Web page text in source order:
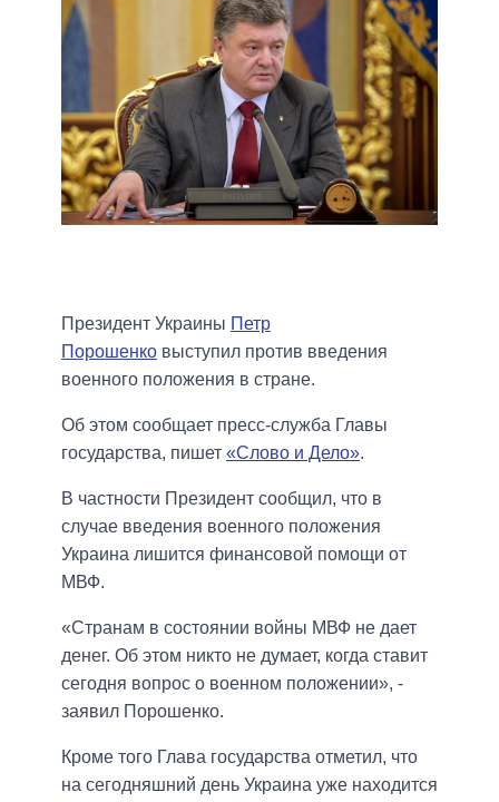
Президент Украины Петр
Порошенко выступил против введения
военного положения в стране.
Об этом сообщает пресс-служба Главы
государства, пишет «Слово и Дело».
В частности Президент сообщил, что в
случае введения военного положения
Украина лишится финансовой помощи от
МВФ.
«Странам в состоянии войны МВФ не дает
денег. Об этом никто не думает, когда ставит
сегодня вопрос о военном положении», -
заявил Порошенко.
Кроме того Глава государства отметил, что
на сегодняшний день Украина уже находится